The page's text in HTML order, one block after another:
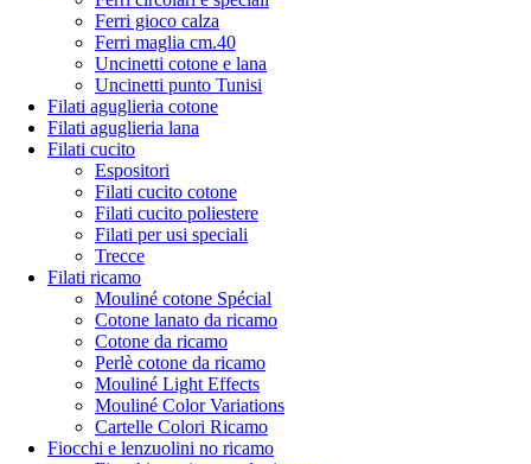
Ferri gioco calza
Ferri maglia cm.40
Uncinetti cotone e lana
Uncinetti punto Tunisi
Filati aguglieria cotone
Filati aguglieria lana
Filati cucito
Espositori
Filati cucito cotone
Filati cucito poliestere
Filati per usi speciali
Trecce
Filati ricamo
Mouliné cotone Spécial
Cotone lanato da ricamo
Cotone da ricamo
Perlè cotone da ricamo
Mouliné Light Effects
Mouliné Color Variations
Cartelle Colori Ricamo
Fiocchi e lenzuolini no ricamo